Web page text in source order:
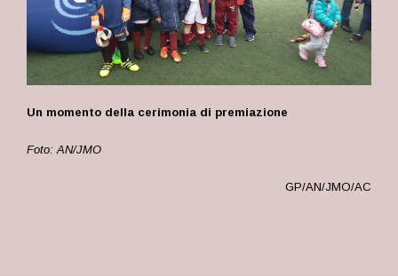
Un momento della cerimonia di premiazione
Foto: AN/JMO
GP/AN/JMO/AC